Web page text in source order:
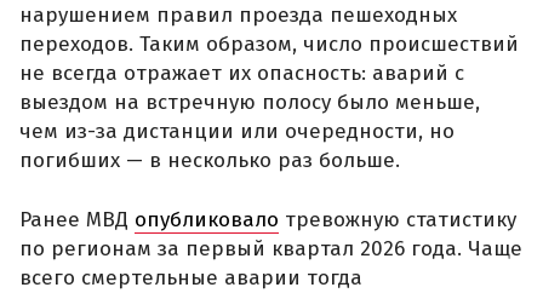
нарушением правил проезда пешеходных
переходов. Таким образом, число происшествий
не всегда отражает их опасность: аварий с
выездом на встречную полосу было меньше,
чем из-за дистанции или очередности, но
погибших — в несколько раз больше.
Ранее МВД опубликовало тревожную статистику
по регионам за первый квартал 2026 года. Чаще
всего смертельные аварии тогда